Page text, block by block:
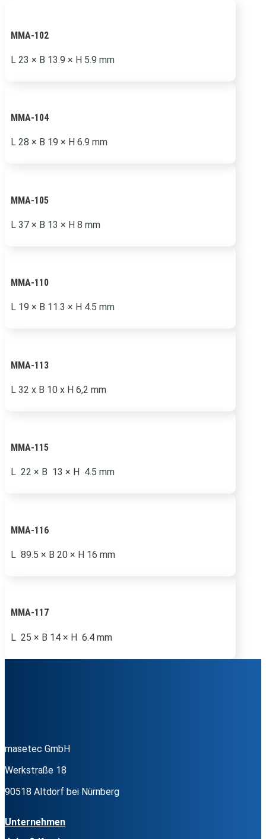
MMA-102
L 23 × B 13.9 × H 5.9 mm
MMA-104
L 28 × B 19 × H 6.9 mm
MMA-105
L 37 × B 13 × H 8 mm
MMA-110
L 19 × B 11.3 × H 4.5 mm
MMA-113
L 32 x B 10 x H 6,2 mm
MMA-115
L 22 × B 13 × H 4.5 mm
MMA-116
L 89.5 × B 20 × H 16 mm
MMA-117
L 25 × B 14 × H 6.4 mm
masetec GmbH
Werkstraße 18
90518 Altdorf bei Nürnberg
Unternehmen